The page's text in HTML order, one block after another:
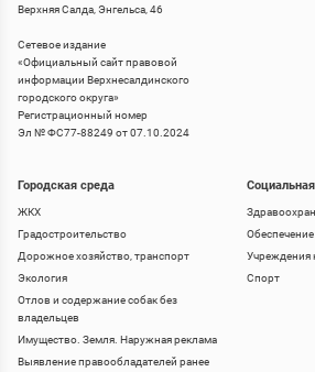
Верхняя Салда, Энгельса, 46
Сетевое издание
«Официальный сайт правовой
информации Верхнесалдинского
городского округа»
Регистрационный номер
Эл № ФС77-88249 от 07.10.2024
Городская среда
ЖКХ
Градостроительство
Дорожное хозяйство, транспорт
Экология
Отлов и содержание собак без
владельцев
Имущество. Земля. Наружная реклама
Выявление правообладателей ранее
Учреждения
Спорт